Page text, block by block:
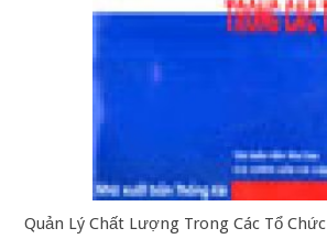
Quản Lý Chất Lượng Trong Các Tổ Chức